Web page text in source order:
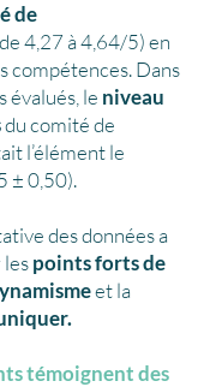
de
4,27 à 4,64/5) en
compétences. Dans
évalués, le niveau
du comité de
l’élément le
± 0,50).
des données a
points forts de
et la
témoignent des